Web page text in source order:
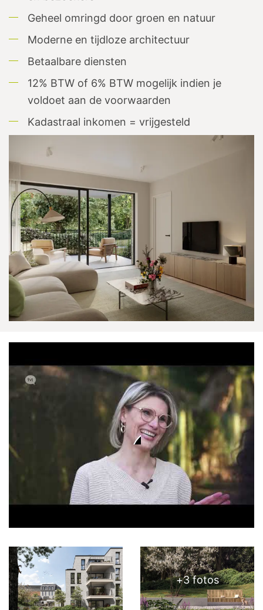
Geheel omringd door groen en natuur
Moderne en tijdloze architectuur
Betaalbare diensten
12% BTW of 6% BTW mogelijk indien je
voldoet aan de voorwaarden
Kadastraal inkomen = vrijgesteld
+3fotos